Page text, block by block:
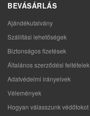
BEVÁSÁRLÁS
Ajándékutalvány
Szállítási lehetőségek
Biztonságos fizetések
Általános szerződési feltételek
Adatvédelmi irányelvek
Vélemények
Hogyan válasszunk védőtokot